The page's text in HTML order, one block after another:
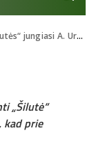
jungiasi A. Urbonas
„Šilutė“
kad prie